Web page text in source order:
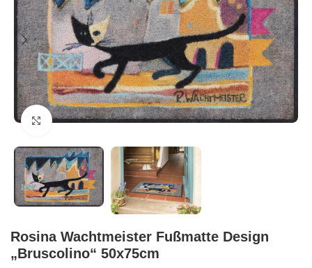
Zum Vergrößern klicken
Rosina Wachtmeister Fußmatte Design
„Bruscolino“ 50x75cm